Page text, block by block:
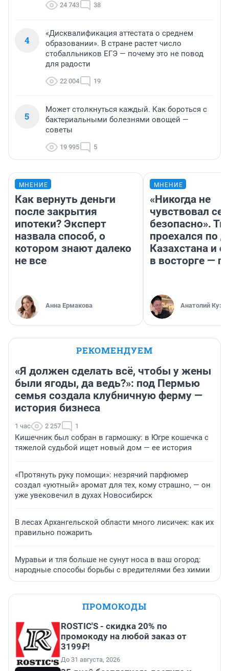
24 743 38
4
«Дисквалификация аттестата о среднем
образовании». В стране растет число
стобалльников ЕГЭ — почему это не повод
для радости
22 004 19
5
Может столкнуться каждый. Как бороться с
бактериальными болезнями овощей —
советы
19 995 5
МНЕНИЕ
Как вернуть деньги
после закрытия
ипотеки? Эксперт
назвала способ, о
котором знают далеко
не все
Анна Ермакова
МНЕНИЕ
«Никогда не
чувствовал
безопасно».
проехался по
Казахстана и
в восторге —
Анатолий
РЕКОМЕНДУЕМ
«Я должен сделать всё, чтобы у жены
были ягоды, да ведь?»: под Пермью
семья создала клубничную ферму —
история бизнеса
1 час 2 257 1
Кишечник был собран в гармошку: в Югре кошечка с
тяжелой судьбой ищет новый дом — ее история
«Протянуть руку помощи»: незрячий парфюмер
создал «уютный» аромат для тех, кому страшно, — он
уже увековечил в духах Новосибирск
В лесах Архангельской области много лисичек: как их
правильно пожарить
Муравьи и тля больше не сунут носа в ваш огород:
народные способы борьбы с вредителями без химии
ПРОМОКОДЫ
ROSTIC'S - скидка 20% по
промокоду на любой заказ от
3199₽!
До 31 августа, 2026